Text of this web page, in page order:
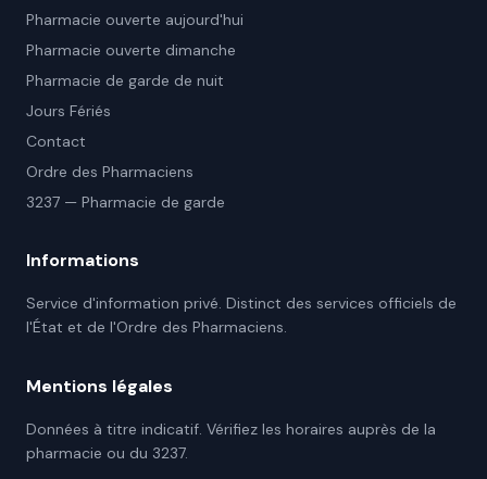
Pharmacie ouverte aujourd'hui
Pharmacie ouverte dimanche
Pharmacie de garde de nuit
Jours Fériés
Contact
Ordre des Pharmaciens
3237 — Pharmacie de garde
Informations
Service d'information privé. Distinct des services officiels de
l'État et de l'Ordre des Pharmaciens.
Mentions légales
Données à titre indicatif. Vérifiez les horaires auprès de la
pharmacie ou du 3237.